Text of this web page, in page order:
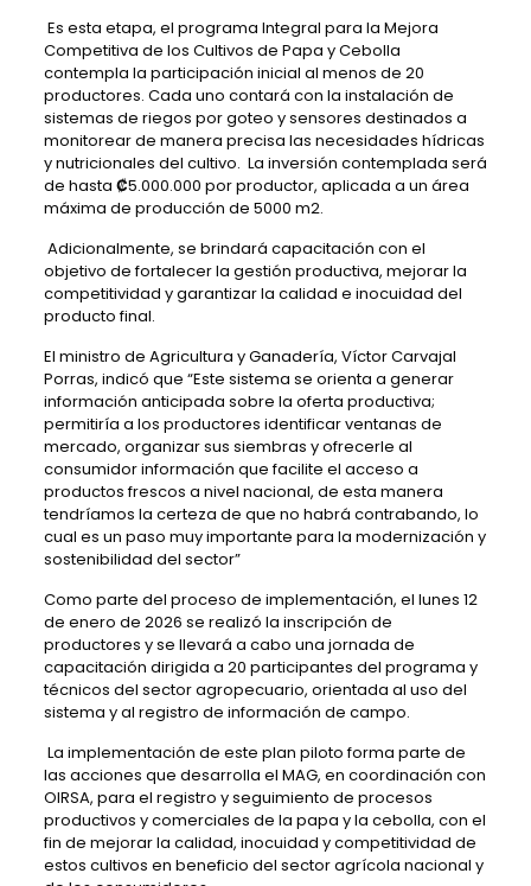
Es esta etapa, el programa Integral para la Mejora
Competitiva de los Cultivos de Papa y Cebolla
contempla la participación inicial al menos de 20
productores. Cada uno contará con la instalación de
sistemas de riegos por goteo y sensores destinados a
monitorear de manera precisa las necesidades hídricas
y nutricionales del cultivo. La inversión contemplada será
de hasta ₡5.000.000 por productor, aplicada a un área
máxima de producción de 5000 m2.
Adicionalmente, se brindará capacitación con el
objetivo de fortalecer la gestión productiva, mejorar la
competitividad y garantizar la calidad e inocuidad del
producto final.
El ministro de Agricultura y Ganadería, Víctor Carvajal
Porras, indicó que “Este sistema se orienta a generar
información anticipada sobre la oferta productiva;
permitiría a los productores identificar ventanas de
mercado, organizar sus siembras y ofrecerle al
consumidor información que facilite el acceso a
productos frescos a nivel nacional, de esta manera
tendríamos la certeza de que no habrá contrabando, lo
cual es un paso muy importante para la modernización y
sostenibilidad del sector”
Como parte del proceso de implementación, el lunes 12
de enero de 2026 se realizó la inscripción de
productores y se llevará a cabo una jornada de
capacitación dirigida a 20 participantes del programa y
técnicos del sector agropecuario, orientada al uso del
sistema y al registro de información de campo.
La implementación de este plan piloto forma parte de
las acciones que desarrolla el MAG, en coordinación con
OIRSA, para el registro y seguimiento de procesos
productivos y comerciales de la papa y la cebolla, con el
fin de mejorar la calidad, inocuidad y competitividad de
estos cultivos en beneficio del sector agrícola nacional y